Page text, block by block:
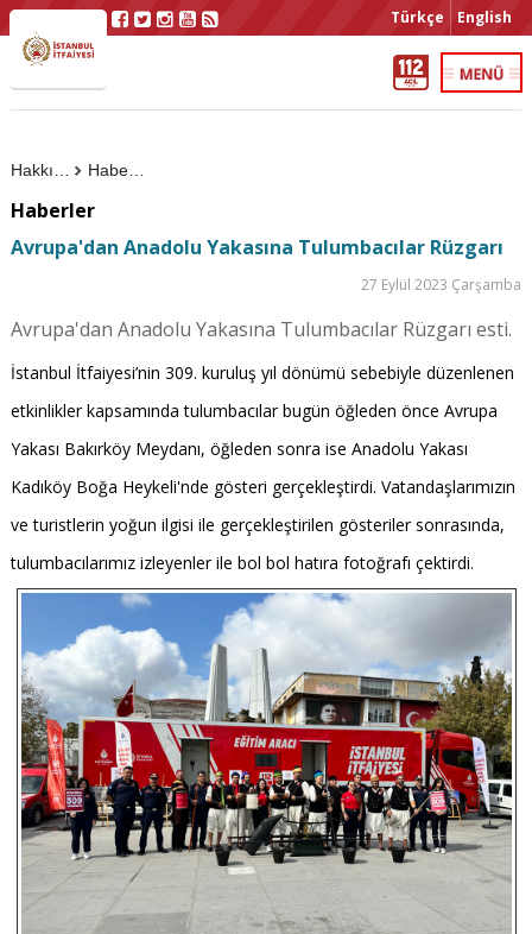
Türkçe English
Haberler
Haberler
Avrupa'dan Anadolu Yakasına Tulumbacılar Rüzgarı
27 Eylül 2023 Çarşamba
Avrupa'dan Anadolu Yakasına Tulumbacılar Rüzgarı esti.
İstanbul İtfaiyesi’nin 309. kuruluş yıl dönümü sebebiyle düzenlenen
etkinlikler kapsamında tulumbacılar bugün öğleden önce Avrupa
Yakası Bakırköy Meydanı, öğleden sonra ise Anadolu Yakası
Kadıköy Boğa Heykeli'nde gösteri gerçekleştirdi. Vatandaşlarımızın
ve turistlerin yoğun ilgisi ile gerçekleştirilen gösteriler sonrasında,
tulumbacılarımız izleyenler ile bol bol hatıra fotoğrafı çektirdi.